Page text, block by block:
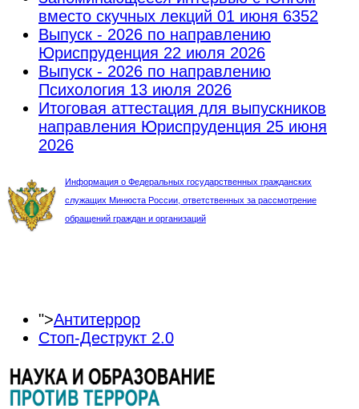
вместо скучных лекций 01 июня 6352
Выпуск - 2026 по направлению
Юриспруденция 22 июля 2026
Выпуск - 2026 по направлению
Психология 13 июля 2026
Итоговая аттестация для выпускников
направления Юриспруденция 25 июня
2026
Информация о Федеральных государственных гражданских
служащих Минюста России, ответственных за рассмотрение
обращений граждан и организаций
">Антитеррор
Стоп-Деструкт 2.0